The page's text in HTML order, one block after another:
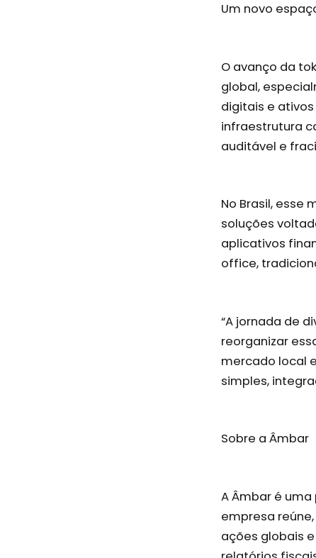
Um novo
O avanço da
global,
digitais e
infraestrutura
auditável e
No Brasil, esse
soluções
aplicativos
office,
“A jornada de
reorganizar
mercado local
simples,
Sobre a Âmbar
A Âmbar é
empresa
ações globais